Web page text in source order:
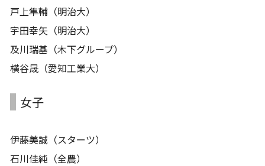
戸上隼輔（明治大）
宇田幸矢（明治大）
及川瑞基（木下グループ）
横谷晟（愛知工業大）
女子
伊藤美誠（スターツ）
石川佳純（全農）